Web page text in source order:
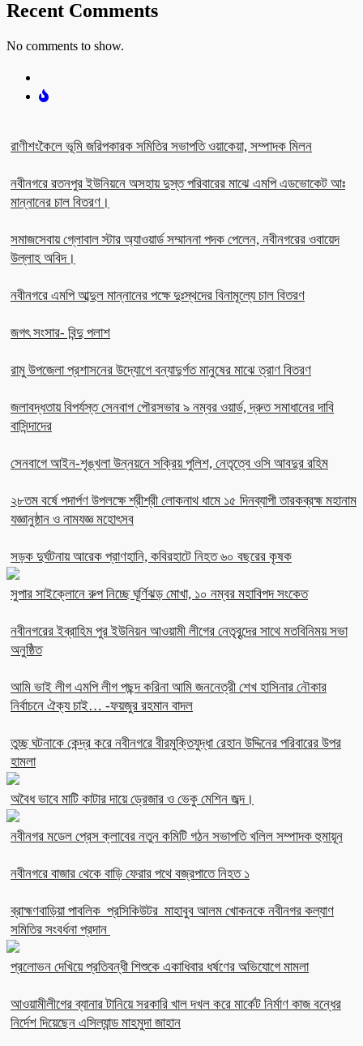
Recent Comments
No comments to show.
রাণীশংকৈলে ভূমি জরিপকারক সমিতির সভাপতি ওয়াকেয়া, সম্পাদক মিলন
নবীনগরে রতনপুর ইউনিয়নে অসহায় দুস্ত পরিবারের মাঝে এমপি এডভোকেট আঃ
মান্নানের চাল বিতরণ।
সমাজসেবায় গ্লোবাল স্টার অ্যাওয়ার্ড সম্মাননা পদক পেলেন, নবীনগরের ওবায়েদ
উল্লাহ অবিদ।
নবীনগরে এমপি আব্দুল মান্নানের পক্ষে দুঃস্থদের বিনামূল্যে চাল বিতরণ
জগৎ সংসার- বিন্দু পলাশ
রামু উপজেলা প্রশাসনের উদ্যোগে বন্যাদুর্গত মানুষের মাঝে ত্রাণ বিতরণ
জলাবদ্ধতায় বিপর্যস্ত সেনবাগ পৌরসভার ৯ নম্বর ওয়ার্ড, দ্রুত সমাধানের দাবি
বাসিন্দাদের
সেনবাগে আইন-শৃঙ্খলা উন্নয়নে সক্রিয় পুলিশ, নেতৃত্বে ওসি আবদুর রহিম
২৮তম বর্ষে পদার্পণ উপলক্ষে শ্রীশ্রী লোকনাথ ধামে ১৫ দিনব্যাপী তারকব্রহ্ম মহানাম
যজ্ঞানুষ্ঠান ও নামযজ্ঞ মহোৎসব
সড়ক দুর্ঘটনায় আরেক প্রাণহানি, কবিরহাটে নিহত ৬০ বছরের কৃষক
সুপার সাইক্লোনে রুপ নিচ্ছে ঘূর্ণিঝড় মোখা, ১০ নম্বর মহাবিপদ সংকেত
নবীনগরের ইব্রাহিম পুর ইউনিয়ন আওয়ামী লীগের নেতৃবৃন্দের সাথে মতবিনিময় সভা
অনুষ্ঠিত
আমি ভাই লীগ এমপি লীগ পছন্দ করিনা আমি জননেত্রী শেখ হাসিনার নৌকার
নির্বাচনে ঐক্য চাই… -ফয়জুর রহমান বাদল
তুচ্ছ ঘটনাকে কেন্দ্র করে নবীনগরে বীরমুক্তিযুদ্ধা রেহান উদ্দিনের পরিবারের উপর
হামলা
অবৈধ ভাবে মাটি কাটার দায়ে ড্রেজার ও ভেকু মেশিন জব্দ।
নবীনগর মডেল প্রেস ক্লাবের নতুন কমিটি গঠন সভাপতি খলিল সম্পাদক হুমায়ূন
নবীনগরে বাজার থেকে বাড়ি ফেরার পথে বজ্রপাতে নিহত ১
ব্রাহ্মণবাড়িয়া পাবলিক প্রসিকিউটর মাহাবুব আলম খোকনকে নবীনগর কল্যাণ
সমিতির সংবর্ধনা প্রদান
প্রলোভন দেখিয়ে প্রতিবন্ধী শিশুকে একাধিবার ধর্ষণের অভিযোগে মামলা
আওয়ামীলীগের ব্যানার টানিয়ে সরকারি খাল দখল করে মার্কেট নির্মাণ কাজ বন্ধের
নির্দেশ দিয়েছেন এসিল্যান্ড মাহমুদা জাহান